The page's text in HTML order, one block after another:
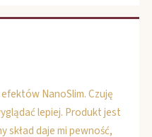
NanoSlim. Czuję
lepiej. Produkt jest
skład daje mi pewność,